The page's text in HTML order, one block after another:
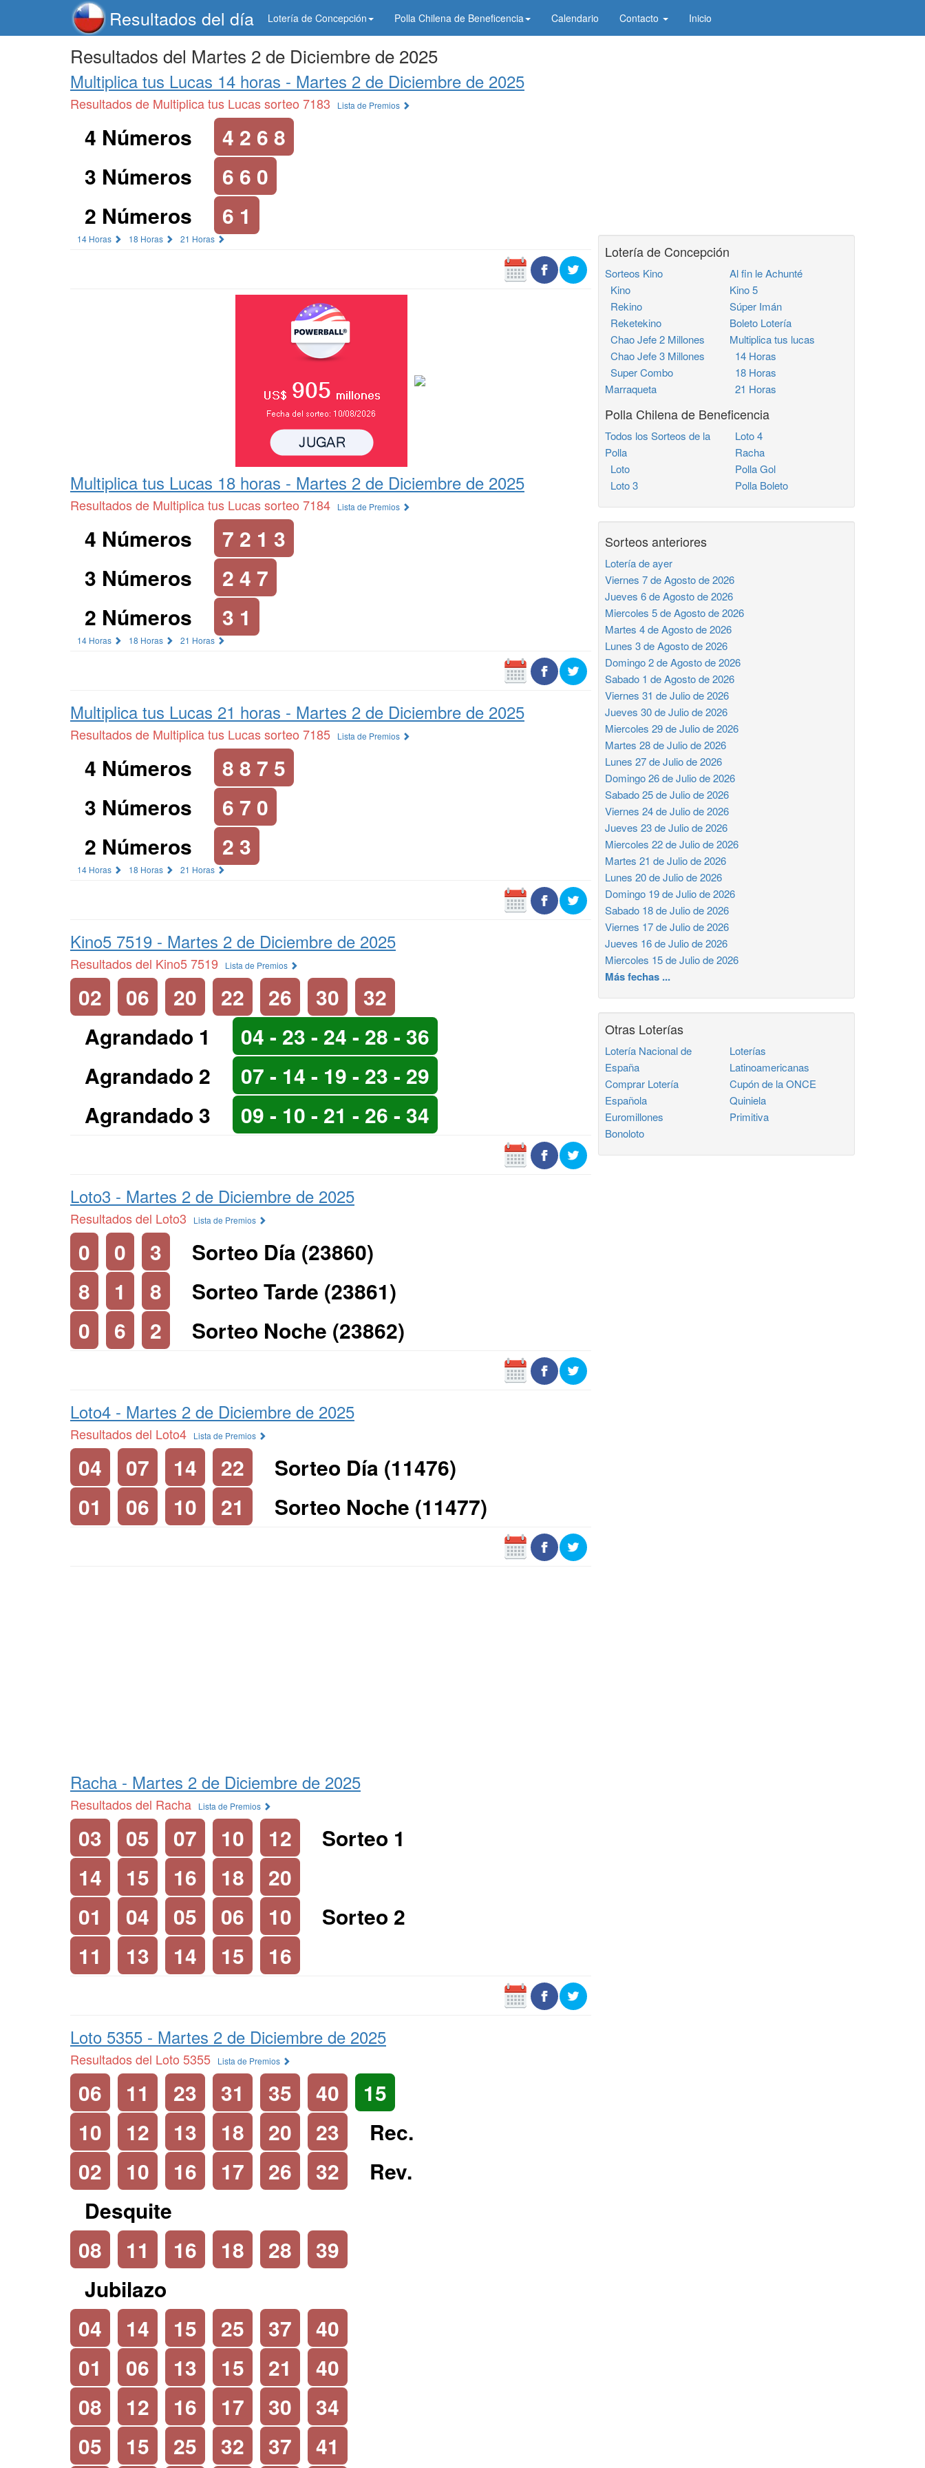
Resultados del día Lotería de Concepción Polla Chilena de Beneficencia Calendario Contacto Inicio
Resultados del Martes 2 de Diciembre de 2025
Multiplica tus Lucas 14 horas - Martes 2 de Diciembre de 2025
Resultados de Multiplica tus Lucas sorteo 7183 Lista de Premios
4 Números
4 2 6 8
3 Números
6 6 0
2 Números
6 1
14 Horas 18 Horas 21 Horas
Multiplica tus Lucas 18 horas - Martes 2 de Diciembre de 2025
Resultados de Multiplica tus Lucas sorteo 7184 Lista de Premios
4 Números
7 2 1 3
3 Números
2 4 7
2 Números
3 1
14 Horas 18 Horas 21 Horas
Multiplica tus Lucas 21 horas - Martes 2 de Diciembre de 2025
Resultados de Multiplica tus Lucas sorteo 7185 Lista de Premios
4 Números
8 8 7 5
3 Números
6 7 0
2 Números
2 3
14 Horas 18 Horas 21 Horas
Kino5 7519 - Martes 2 de Diciembre de 2025
Resultados del Kino5 7519 Lista de Premios
02 06 20 22 26 30
32
Agrandado 1
04 - 23 - 24 - 28 - 36
Agrandado 2
07 - 14 - 19 - 23 - 29
Agrandado 3
09 - 10 - 21 - 26 - 34
Loto3 - Martes 2 de Diciembre de 2025
Resultados del Loto3 Lista de Premios
0 0 3
Sorteo Día (23860)
8
1 8
Sorteo Tarde (23861)
0
6 2 Sorteo Noche (23862)
Loto4 - Martes 2 de Diciembre de 2025
Resultados del Loto4 Lista de Premios
04 07 14 22
Sorteo Día (11476)
01
06 10 21 Sorteo Noche (11477)
Racha - Martes 2 de Diciembre de 2025
Resultados del Racha Lista de Premios
03 05 07 10 12
Sorteo 1
14
15 16 18
20
01
04 05 06 10
Sorteo 2
11
13 14 15 16
Loto 5355 - Martes 2 de Diciembre de 2025
Resultados del Loto 5355 Lista de Premios
06 11 23 31 35 40
15
10
12 13 18 20 23
Rec.
02
10 16 17 26 32
Rev.
Desquite
08
11 16 18 28
39
Jubilazo
04
14 15 25 37
40
01
06 13 15 21
40
08
12 16 17 30
34
05
15 25 32 37 41
Lotería de Concepción
Sorteos Kino
Kino
Rekino
Reketekino
Chao Jefe 2 Millones
Chao Jefe 3 Millones
Super Combo
Marraqueta
Al fin le Achunté
Kino 5
Súper Imán
Boleto Lotería
Multiplica tus lucas
14 Horas
18 Horas
21 Horas
Polla Chilena de Beneficencia
Todos los Sorteos de la
Polla
Loto
Loto 3
Loto 4
Racha
Polla Gol
Polla Boleto
Sorteos anteriores
Lotería de ayer
Viernes 7 de Agosto de 2026
Jueves 6 de Agosto de 2026
Miercoles 5 de Agosto de 2026
Martes 4 de Agosto de 2026
Lunes 3 de Agosto de 2026
Domingo 2 de Agosto de 2026
Sabado 1 de Agosto de 2026
Viernes 31 de Julio de 2026
Jueves 30 de Julio de 2026
Miercoles 29 de Julio de 2026
Martes 28 de Julio de 2026
Lunes 27 de Julio de 2026
Domingo 26 de Julio de 2026
Sabado 25 de Julio de 2026
Viernes 24 de Julio de 2026
Jueves 23 de Julio de 2026
Miercoles 22 de Julio de 2026
Martes 21 de Julio de 2026
Lunes 20 de Julio de 2026
Domingo 19 de Julio de 2026
Sabado 18 de Julio de 2026
Viernes 17 de Julio de 2026
Jueves 16 de Julio de 2026
Miercoles 15 de Julio de 2026
Más fechas ...
Otras Loterías
Lotería Nacional de
España
Comprar Lotería
Española
Euromillones
Bonoloto
Loterías
Latinoamericanas
Cupón de la ONCE
Quiniela
Primitiva